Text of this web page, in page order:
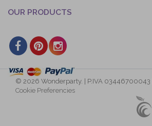
OUR PRODUCTS
© 2026 Wonderparty. | P.IVA 03446700043 |
Cookie Preferencies